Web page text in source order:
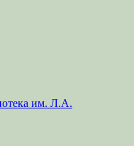
им. Л.А.